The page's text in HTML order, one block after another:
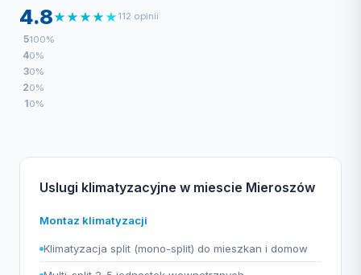
4.8★★★★★ 112 opinii
5100%
40%
30%
20%
10%
Uslugi klimatyzacyjne w miescie Mieroszów
Montaz klimatyzacji
Klimatyzacja split (mono-split) do mieszkan i domow